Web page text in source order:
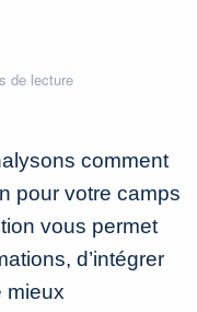
de lecture
comment
pour votre camps
vous permet
d’intégrer
mieux